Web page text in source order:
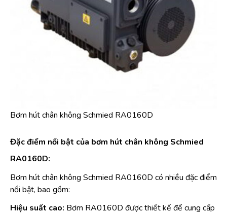
Bơm hút chân không Schmied RA0160D
Đặc điểm nổi bật của bơm hút chân không Schmied
RA0160D:
Bơm hút chân không Schmied RA0160D có nhiều đặc điểm
nổi bật, bao gồm:
Hiệu suất cao: Bơm RA0160D được thiết kế để cung cấp